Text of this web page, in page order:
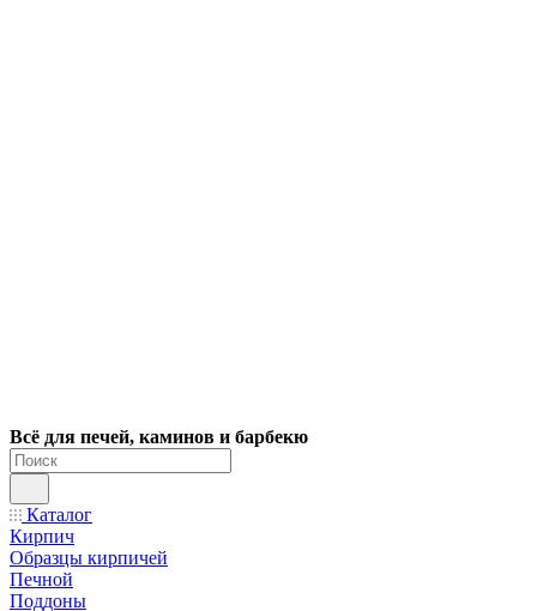
Всё для печей, каминов и барбекю
Каталог
Кирпич
Образцы кирпичей
Печной
Поддоны